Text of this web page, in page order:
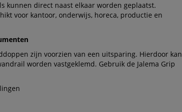
kunnen direct naast elkaar worden geplaatst.
voor kantoor, onderwijs, horeca, productie en
zijn voorzien van een uitsparing. Hierdoor kan
worden vastgeklemd. Gebruik de Jalema Grip